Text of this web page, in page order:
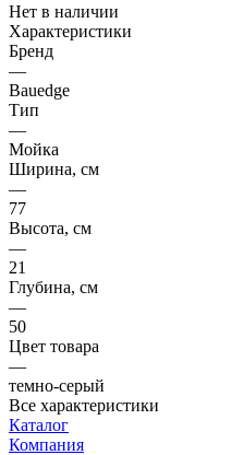
Нет в наличии
Характеристики
Бренд
—
Bauedge
Тип
—
Мойка
Ширина, см
—
77
Высота, см
—
21
Глубина, см
—
50
Цвет товара
—
темно-серый
Все характеристики
Каталог
Компания